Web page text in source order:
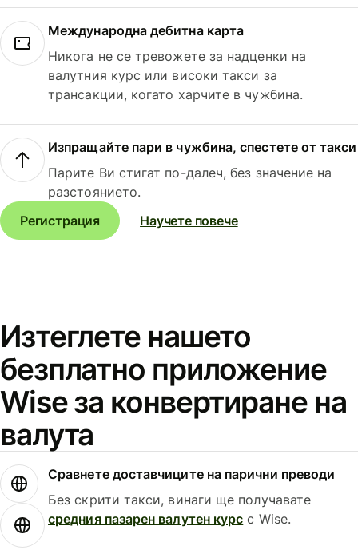
Международна дебитна карта
Никога не се тревожете за надценки на
валутния курс или високи такси за
трансакции, когато харчите в чужбина.
Изпращайте пари в чужбина, спестете от такси
Парите Ви стигат по-далеч, без значение на
разстоянието.
Регистрация
Научете повече
Изтеглете нашето
безплатно приложение
Wise за конвертиране на
валута
Сравнете доставчиците на парични преводи
Без скрити такси, винаги ще получавате
средния пазарен валутен курс с Wise.